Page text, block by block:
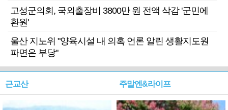
고성군의회, 국외출장비 3800만 원 전액 삭감 '군민에
환원'
울산 지노위 "양육시설 내 의혹 언론 알린 생활지도원
파면은 부당"
근교산 주말엔&라이프